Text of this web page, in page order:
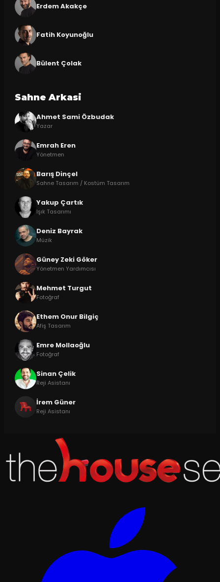
Erdem Akakçe
Fatih Koyunoğlu
Bülent Çolak
Sahne Arkasi
Ahmet Sami Özbudak
Yazar
Emrah Eren
Yönetmen
Barış Dinçel
Sahne Tasarım / Kostüm Tasarım
Yakup Çartık
Işık Tasarımı
Deniz Bayrak
Müzik
Güney Zeki Göker
Yönetmen Yardımcısı
Mehmet Turgut
Fotoğraf
Ethem Onur Bilgiç
Afiş Tasarım
Emre Mollaoğlu
Fotoğraf
Sinan Çelik
Reji Asistanı
İrem Güner
Reji Asistanı